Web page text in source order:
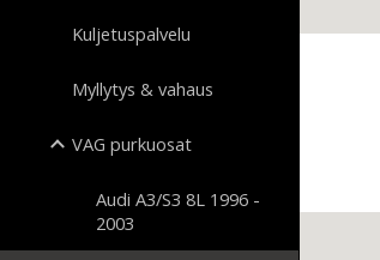
Kuljetuspalvelu
Myllytys & vahaus
VAG purkuosat
Audi A3/S3 8L 1996 -
2003